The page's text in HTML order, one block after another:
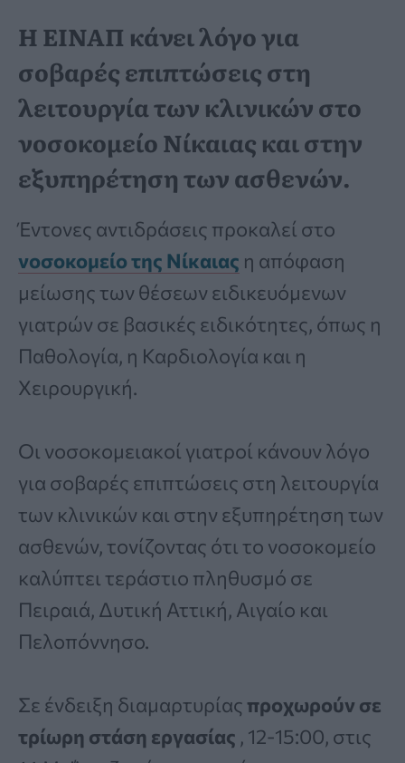
Η ΕΙΝΑΠ κάνει λόγο για
σοβαρές επιπτώσεις στη
λειτουργία των κλινικών στο
νοσοκομείο Νίκαιας και στην
εξυπηρέτηση των ασθενών.
Έντονες αντιδράσεις προκαλεί στο
νοσοκομείο της Νίκαιας η απόφαση
μείωσης των θέσεων ειδικευόμενων
γιατρών σε βασικές ειδικότητες, όπως η
Παθολογία, η Καρδιολογία και η
Χειρουργική.
Οι νοσοκομειακοί γιατροί κάνουν λόγο
για σοβαρές επιπτώσεις στη λειτουργία
των κλινικών και στην εξυπηρέτηση των
ασθενών, τονίζοντας ότι το νοσοκομείο
καλύπτει τεράστιο πληθυσμό σε
Πειραιά, Δυτική Αττική, Αιγαίο και
Πελοπόννησο.
Σε ένδειξη διαμαρτυρίας προχωρούν σε
τρίωρη στάση εργασίας , 12-15:00, στις